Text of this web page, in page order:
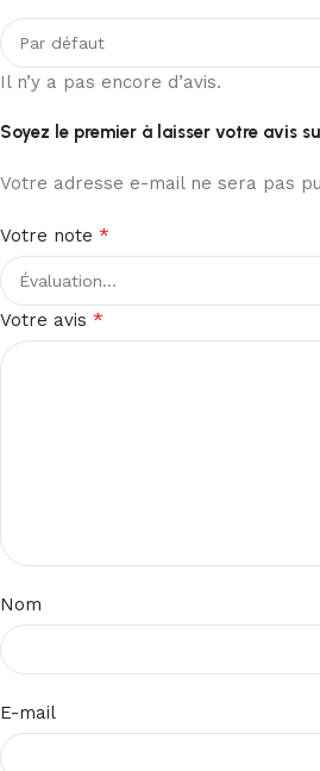
Il n’y a pas encore d’avis.
Soyez le premier à laisser votre avis
Votre adresse e-mail ne sera pas
Votre note *
Votre avis *
Nom
E-mail